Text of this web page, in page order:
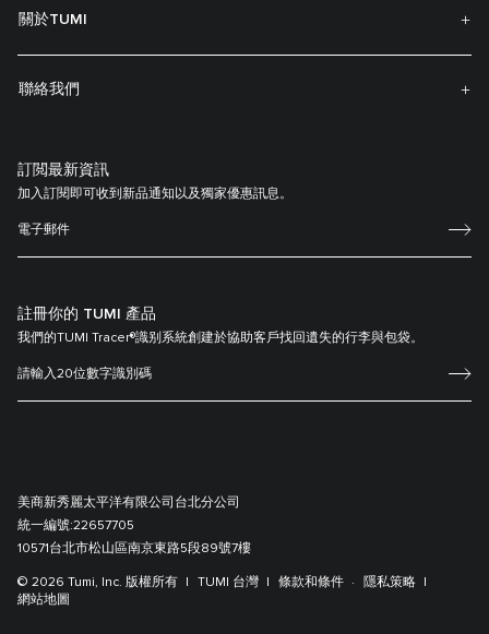
關於TUMI
聯絡我們
訂閲最新資訊
加入訂閱即可收到新品通知以及獨家優惠訊息。
註冊你的 TUMI 產品
我們的TUMI Tracer®識别系統創建於協助客戶找回遺失的行李與包袋。
美商新秀麗太平洋有限公司台北分公司
統一編號:22657705
10571台北市松山區南京東路5段89號7樓
© 2026 Tumi, Inc. 版權所有 TUMI 台灣 條款和條件
隱私策略
網站地圖